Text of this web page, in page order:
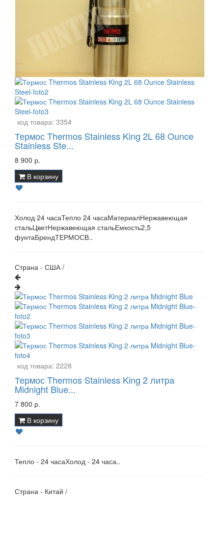
код товара: 3354
Термос Thermos Stainless King 2L 68 Ounce
Stainless Ste...
8 900 р.
В корзину
Холод 24 часаТепло 24 часаМатериалНержавеющая
стальЦветНержавеющая стальЕмкость2,5
фунтаБрендТЕРМОСВ..
Страна - США /
код товара: 2228
Термос Thermos Stainless King 2 литра
Midnight Blue...
7 800 р.
В корзину
Тепло - 24 часаХолод - 24 часа..
Страна - Китай /